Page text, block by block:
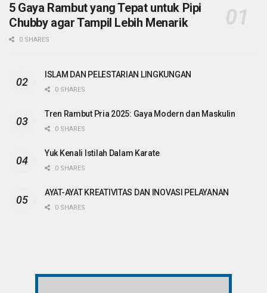
5 Gaya Rambut yang Tepat untuk Pipi
Chubby agar Tampil Lebih Menarik
0 SHARES
ISLAM DAN PELESTARIAN LINGKUNGAN
0 SHARES
Tren Rambut Pria 2025: Gaya Modern dan Maskulin
0 SHARES
Yuk Kenali Istilah Dalam Karate
0 SHARES
AYAT-AYAT KREATIVITAS DAN INOVASI PELAYANAN
0 SHARES